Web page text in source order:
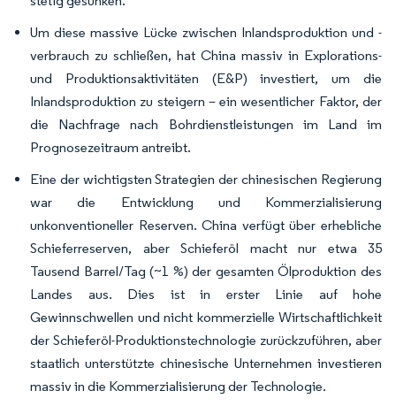
Um diese massive Lücke zwischen Inlandsproduktion und -
verbrauch zu schließen, hat China massiv in Explorations-
und Produktionsaktivitäten (E&P) investiert, um die
Inlandsproduktion zu steigern – ein wesentlicher Faktor, der
die Nachfrage nach Bohrdienstleistungen im Land im
Prognosezeitraum antreibt.
Eine der wichtigsten Strategien der chinesischen Regierung
war die Entwicklung und Kommerzialisierung
unkonventioneller Reserven. China verfügt über erhebliche
Schieferreserven, aber Schieferöl macht nur etwa 35
Tausend Barrel/Tag (~1 %) der gesamten Ölproduktion des
Landes aus. Dies ist in erster Linie auf hohe
Gewinnschwellen und nicht kommerzielle Wirtschaftlichkeit
der Schieferöl-Produktionstechnologie zurückzuführen, aber
staatlich unterstützte chinesische Unternehmen investieren
massiv in die Kommerzialisierung der Technologie.